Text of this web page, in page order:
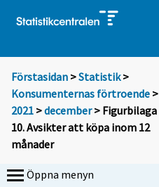
Förstasidan >Statistik >
Konsumenternas förtroende >
2021 >december> Figurbilaga
10. Avsikter att köpa inom 12
månader
Öppna menyn